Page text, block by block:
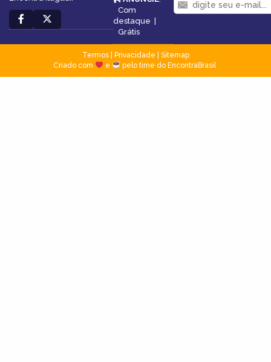
Com
destaque |
Grátis
Termos| Privacidade
Sitemap
Criado com
e pelo time do EncontraBrasil